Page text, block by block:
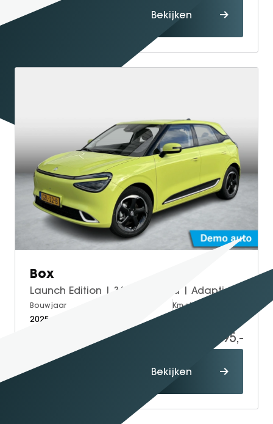
Bekijken
Box
Launch Edition | 360° Camera | Adaptieve Cruise Control | Elektrisch Verstelbare Bestuurdersstoel + Geheugen | Stoelverwarming Bestuurder | Stoelventilatie Bestuurder | Apple Carplay | Android Auto | Sfeerverlichting | Elektrisch Inklapbare Buitenspiegels
Bouwjaar
2025
Km-stand
19.995,-
Bekijken